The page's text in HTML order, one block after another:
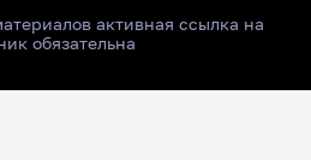
активная ссылка на
обязательна